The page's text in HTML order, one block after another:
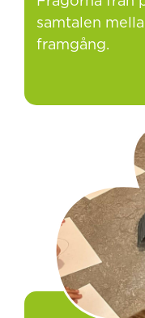
samtalen
framgång.